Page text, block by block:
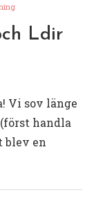
Ldir
Vi sov länge
handla
blev en